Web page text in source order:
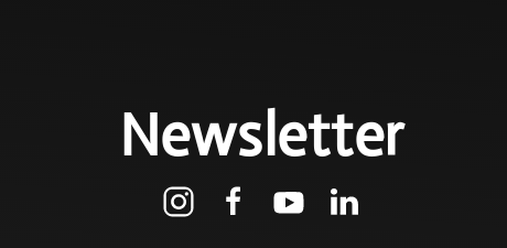
Newsletter